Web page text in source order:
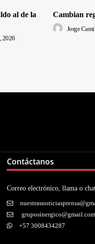
al de la
2026
Cambian
Jorge
Contáctanos
Correo electrónico, llama o
gruposinergico@gmail.com
+57 3008434287